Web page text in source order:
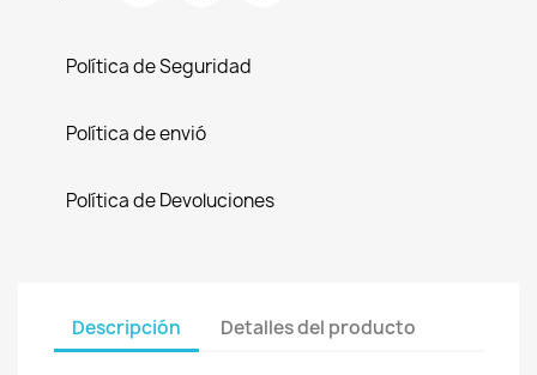
Política de Seguridad
Política de envió
Política de Devoluciones
Descripción Detalles del producto